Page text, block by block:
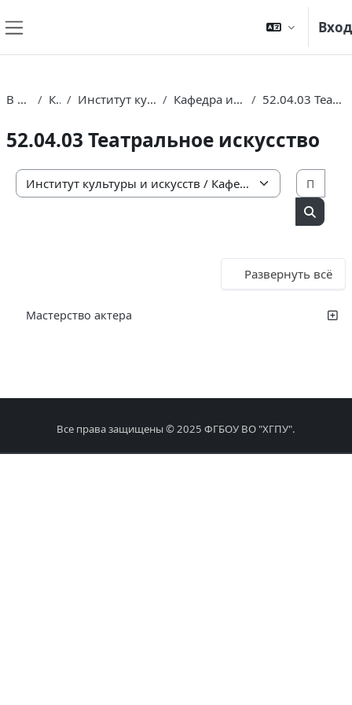
Вход
В начало Курсы Институт культуры и искусств Кафедра изящных искусств 52.04.03 Театральное искусство
52.04.03 Театральное искусство
Категории курсов
Поиск
Развернуть всё
Мастерство актера
Все права защищены © 2025 ФГБОУ ВО "ХГПУ".